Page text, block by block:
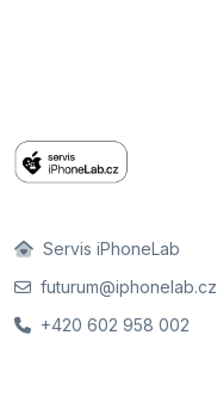
Servis iPhoneLab
futurum@iphonelab.cz
+420 602 958 002